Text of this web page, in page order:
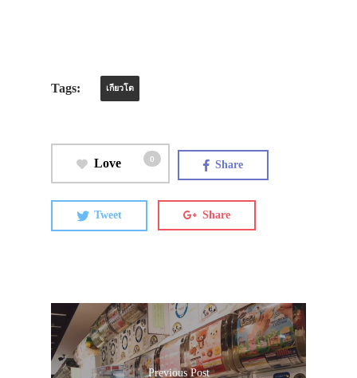
Tags: เกียวโต
Love 0 Share
Tweet Share
Previous Post